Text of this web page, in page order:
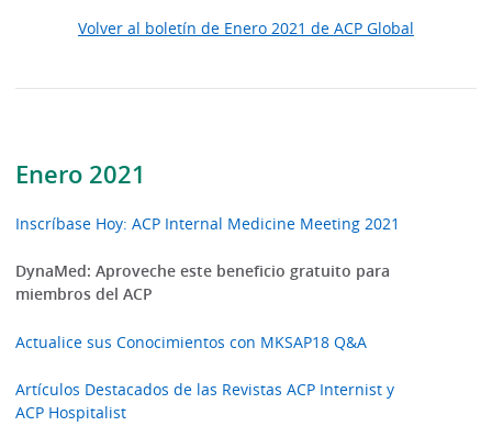
Enero 2021
Inscríbase Hoy: ACP Internal Medicine Meeting 2021
DynaMed: Aproveche este beneficio gratuito para
miembros del ACP
Actualice sus Conocimientos con MKSAP18 Q&A
Artículos Destacados de las Revistas ACP Internist y
ACP Hospitalist
Volver al boletín de Enero 2021 de ACP Global